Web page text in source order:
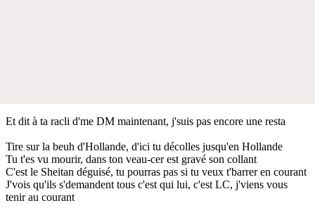
Et dit à ta racli d'me DM maintenant, j'suis pas encore une resta
Tire sur la beuh d'Hollande, d'ici tu décolles jusqu'en Hollande
Tu t'es vu mourir, dans ton veau-cer est gravé son collant
C'est le Sheitan déguisé, tu pourras pas si tu veux t'barrer en courant
J'vois qu'ils s'demandent tous c'est qui lui, c'est LC, j'viens vous
tenir au courant